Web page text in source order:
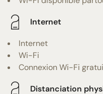
Internet
Internet
Wi-Fi
Connexion Wi-Fi
Distanciation